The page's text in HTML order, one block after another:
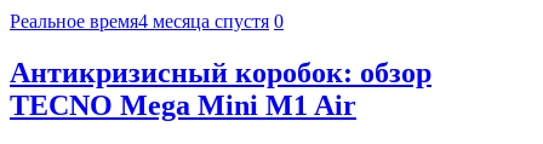
Реальное время4 месяца спустя 0
Антикризисный коробок: обзор
TECNO Mega Mini M1 Air